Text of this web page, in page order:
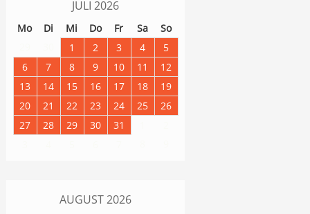
JULI 2026
Mo Di Mi Do Fr Sa
So
1 2 3 4
5
6
7 8 9 10 11
12
13
14 15 16 17 18
19
20
21 22 23 24 25
26
27
28 29 30 31
AUGUST2026